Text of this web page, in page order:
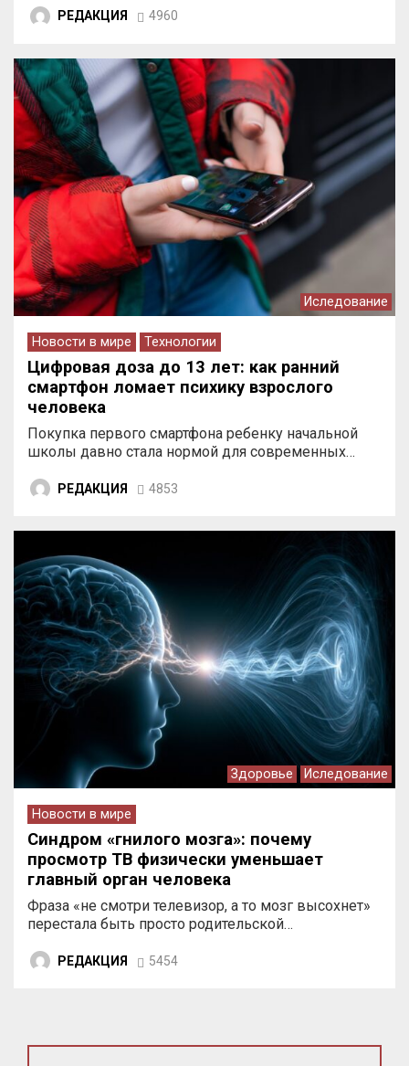
РЕДАКЦИЯ 4960
Иследование
Новости в мире Технологии
Цифровая доза до 13 лет: как ранний
смартфон ломает психику взрослого
человека
Покупка первого смартфона ребенку начальной
школы давно стала нормой для современных…
РЕДАКЦИЯ 4853
Здоровье Иследование
Новости в мире
Синдром «гнилого мозга»: почему
просмотр ТВ физически уменьшает
главный орган человека
Фраза «не смотри телевизор, а то мозг высохнет»
перестала быть просто родительской…
РЕДАКЦИЯ 5454